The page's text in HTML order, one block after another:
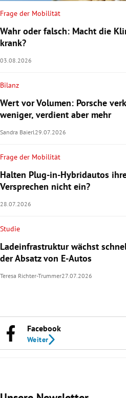
Frage der Mobilität
Wahr oder falsch: Macht die
krank?
03.08.2026
Bilanz
Wert vor Volumen: Porsche
weniger, verdient aber mehr
Sandra Baierl29.07.2026
Frage der Mobilität
Halten Plug-in-Hybridautos
Versprechen nicht ein?
28.07.2026
Studie
Ladeinfrastruktur wächst
der Absatz von E-Autos
Teresa Richter-Trummer27.07.2026
Facebook
Weiter